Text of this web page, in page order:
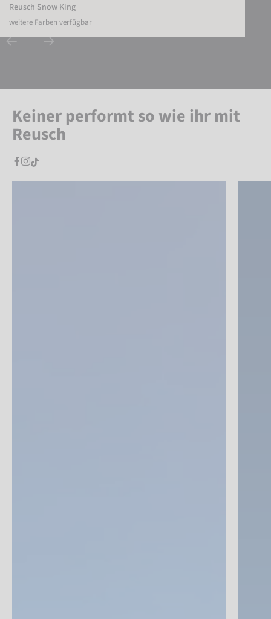
Reusch Snow King
weitere Farben verfügbar
Keiner performt so wie ihr mit
Reusch